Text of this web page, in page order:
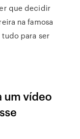
que decidir
na famosa
para ser
um vídeo